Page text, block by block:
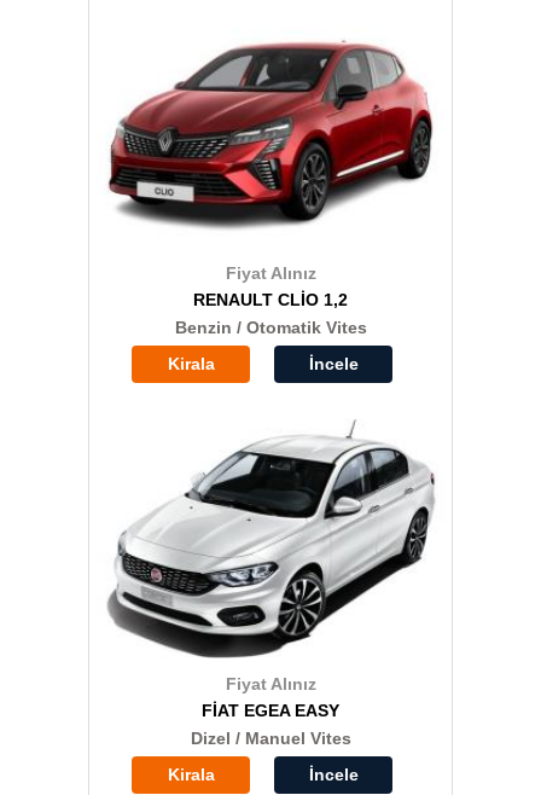
Fiyat Alınız
RENAULT CLİO 1,2
Benzin / Otomatik Vites
Kirala
İncele
Fiyat Alınız
FİAT EGEA EASY
Dizel / Manuel Vites
Kirala
İncele